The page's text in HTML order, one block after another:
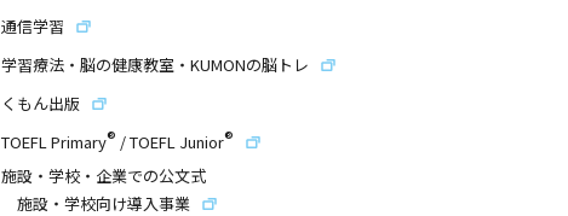
通信学習
学習療法・脳の健康教室・KUMONの脳トレ
くもん出版
TOEFL Primary® /TOEFL Junior®
施設・学校・企業での公文式
施設・学校向け導入事業